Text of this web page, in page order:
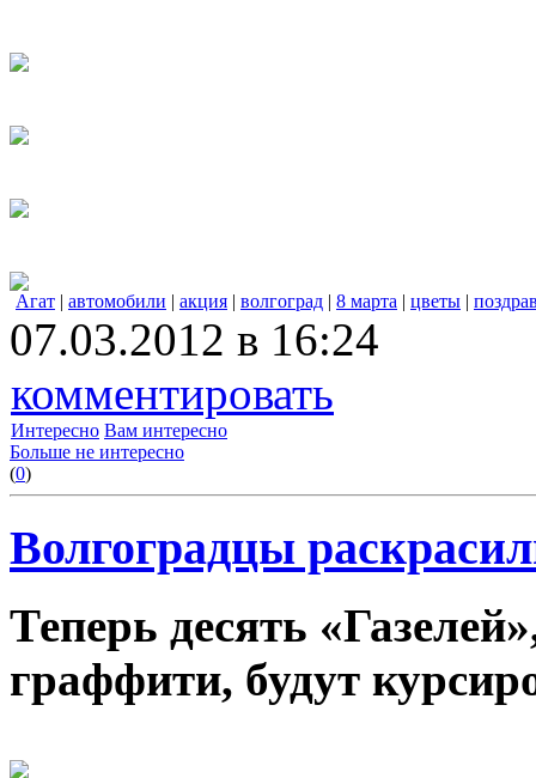
Агат | автомобили | акция | волгоград | 8 марта | цветы |
07.03.2012 в 16:24
комментировать
Интересно Вам интересно
Больше не интересно
(0)
Волгоградцы
Теперь десять
граффити, будут